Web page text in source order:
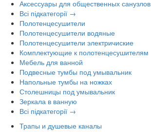
Аксессуары для общественных санузлов
Всі підкатегорії →
Полотенцесушители
Полотенцесушители водяные
Полотенцесушители электричиские
Комплектующие к полотенцесушителям
Мебель для ванной
Подвесные тумбы под умывальник
Напольные тумбы на ножках
Столешницы под умывальник
Зеркала в ванную
Всі підкатегорії →
Трапы и душевые каналы